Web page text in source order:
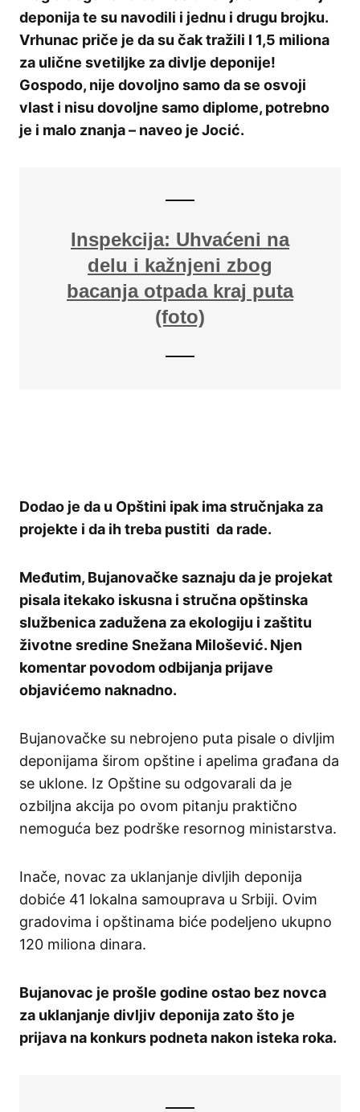
deponija te su navodili i jednu i drugu brojku.
Vrhunac priče je da su čak tražili I 1,5 miliona
za ulične svetiljke za divlje deponije!
Gospodo, nije dovoljno samo da se osvoji
vlast i nisu dovoljne samo diplome, potrebno
je i malo znanja – naveo je Jocić.
Inspekcija: Uhvaćeni na
delu i kažnjeni zbog
bacanja otpada kraj puta
(foto)
Dodao je da u Opštini ipak ima stručnjaka za
projekte i da ih treba pustiti da rade.
Međutim, Bujanovačke saznaju da je projekat
pisala itekako iskusna i stručna opštinska
službenica zadužena za ekologiju i zaštitu
životne sredine Snežana Milošević. Njen
komentar povodom odbijanja prijave
objavićemo naknadno.
Bujanovačke su nebrojeno puta pisale o divljim
deponijama širom opštine i apelima građana da
se uklone. Iz Opštine su odgovarali da je
ozbiljna akcija po ovom pitanju praktično
nemoguća bez podrške resornog ministarstva.
Inače, novac za uklanjanje divljih deponija
dobiće 41 lokalna samouprava u Srbiji. Ovim
gradovima i opštinama biće podeljeno ukupno
120 miliona dinara.
Bujanovac je prošle godine ostao bez novca
za uklanjanje divljiv deponija zato što je
prijava na konkurs podneta nakon isteka roka.